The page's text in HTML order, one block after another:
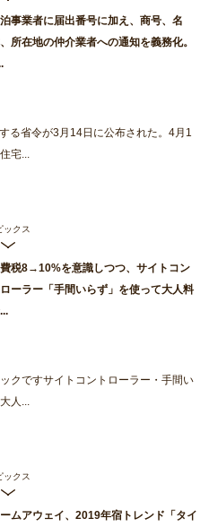
事業者に届出番号に加え、商号、名
所在地の仲介業者への通知を義務化。
る省令が3月14日に公布された。4月1
宅...
ックス
税8→10%を意識しつつ、サイトコン
ローラー「手間いらず」を使って大人料
クですサイトコントローラー・手間い
人...
ックス
ムアウェイ、2019年宿トレンド「タイ